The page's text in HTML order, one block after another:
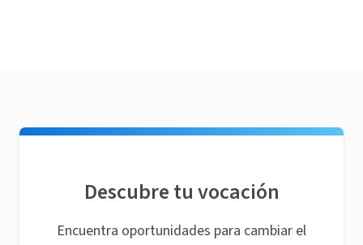
Descubre tu vocación
Encuentra oportunidades para cambiar el